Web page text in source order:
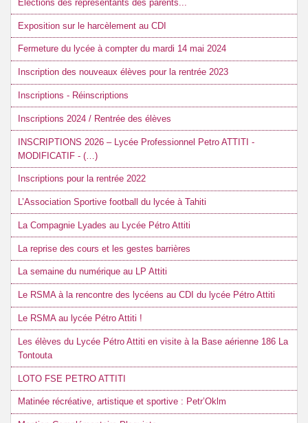
Élections des représentants des parents...
Exposition sur le harcèlement au CDI
Fermeture du lycée à compter du mardi 14 mai 2024
Inscription des nouveaux élèves pour la rentrée 2023
Inscriptions - Réinscriptions
Inscriptions 2024 / Rentrée des élèves
INSCRIPTIONS 2026 – Lycée Professionnel Petro ATTITI -
MODIFICATIF - (…)
Inscriptions pour la rentrée 2022
L’Association Sportive football du lycée à Tahiti
La Compagnie Lyades au Lycée Pétro Attiti
La reprise des cours et les gestes barrières
La semaine du numérique au LP Attiti
Le RSMA à la rencontre des lycéens au CDI du lycée Pétro Attiti
Le RSMA au lycée Pétro Attiti !
Les élèves du Lycée Pétro Attiti en visite à la Base aérienne 186 La
Tontouta
LOTO FSE PETRO ATTITI
Matinée récréative, artistique et sportive : Petr’Oklm